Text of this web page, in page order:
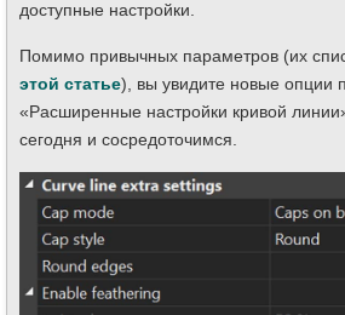
доступные настройки.
Помимо привычных параметров (их
этой статье), вы увидите новые опции
«Расширенные настройки кривой
сегодня и сосредоточимся.